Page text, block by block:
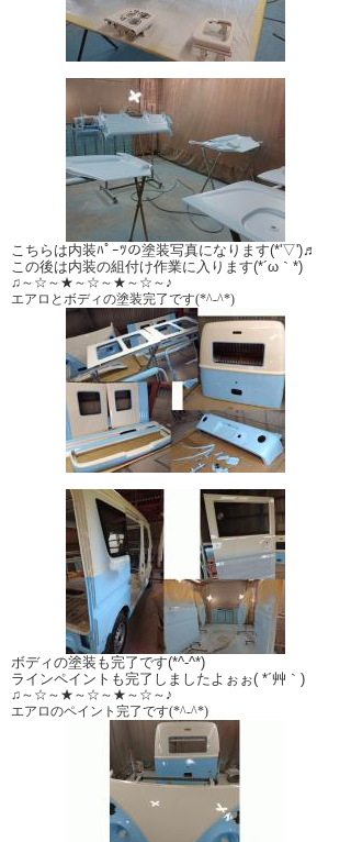
こちらは内装ﾊﾟｰﾂの塗装写真になります(*'▽')♬
この後は内装の組付け作業に入ります(*´ω｀*)
♫～☆～★～☆～★～☆～♪
エアロとボディの塗装完了です(*^-^*)
ボディの塗装も完了です(*^-^*)
ラインペイントも完了しましたよぉぉ( *´艸｀)
♫～☆～★～☆～★～☆～♪
エアロのペイント完了です(*^-^*)